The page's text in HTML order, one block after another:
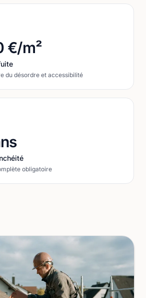
€/m²
du désordre et accessibilité
obligatoire